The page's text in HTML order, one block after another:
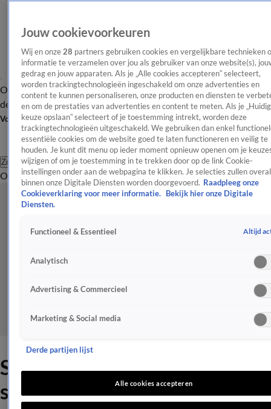
OverzichtAfleveringen Entertainment TV Algemeen
Tip
de redactieNieuwsbrief
Volg Shownieuws
Zoeken
OverzichtEntertainmentSpraakmakendRealityCrimeVideo's
Steven Kazàn doorbreekt
stilte na breuk met Jamie
Jouw cookievoorkeuren
Wij en onze 28 partners gebruiken cookies en vergelijkbare technieken
informatie te verzamelen over jou als gebruiker van onze website(s),
gedrag en jouw apparaten. Als je „Alle cookies accepteren” selecteert,
worden trackingtechnologieën ingeschakeld om onze advertenties en
content te kunnen personaliseren, onze producten en diensten te
en om de prestaties van advertenties en content te meten. Als je
keuze opslaan” selecteert of je toestemming intrekt, worden deze
trackingtechnologieën uitgeschakeld. We gebruiken dan enkel
essentiële cookies om de website goed te laten functioneren en veilig te
houden. Je kunt dit menu op ieder moment opnieuw openen om je
wijzigen of om je toestemming in te trekken door op de link Cookie-
instellingen onder aan de webpagina te klikken. Je selecties zullen overal
binnen onze Digitale Diensten worden doorgevoerd. Raadpleeg onze
Cookieverklaring voor meer informatie.
Bekijk hier onze Digitale
Diensten.
Functioneel & Essentieel Altijd
Analytisch
Advertising & Commercieel
Marketing & Social media
Derde partijen lijst
Alle cookies accepteren